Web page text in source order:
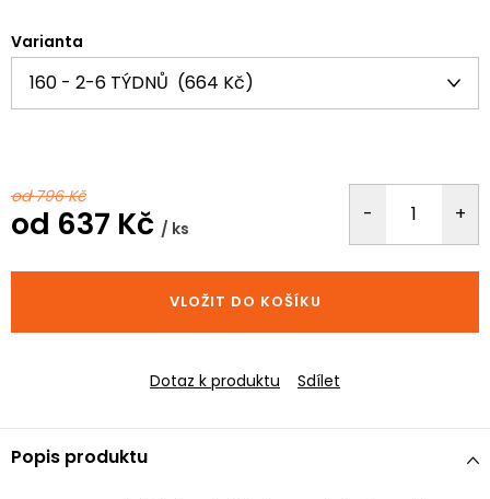
Varianta
od 796 Kč
od 637 Kč / ks
cena:
VLOŽIT DO KOŠÍKU
Dotaz k produktu Sdílet
Popis produktu